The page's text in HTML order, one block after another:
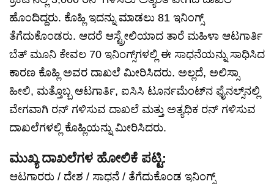
ಹೊಂದಿದ್ದರು. ಕೊಹ್ಲಿ ಇದನ್ನು ಮಾಡಲು 81 ಇನಿಂಗ್ಸ್
ತೆಗೆದುಕೊಂಡರು. ಆದರೆ ಆಸ್ಟ್ರೇಲಿಯಾದ ತಾರೆ ಮಹಿಳಾ ಆಟಗಾರ್ತಿ
ಬೆತ್ ಮೂನಿ ಕೇವಲ 70 ಇನಿಂಗ್ಸ್‌ಗಳಲ್ಲಿ ಈ ಸಾಧನೆಯನ್ನು ಸಾಧಿಸಿದ
ಕಾರಣ ಕೊಹ್ಲಿ ಅವರ ದಾಖಲೆ ಮೀರಿಸಿದರು. ಅಲ್ಲದೆ, ಅಲಿಸ್ಸಾ
ಹೀಲಿ, ಮತ್ತೊಬ್ಬ ಆಟಗಾರ್ತಿ, ಐಸಿಸಿ ಟೂರ್ನಮೆಂಟ್‌ನ ಫೈನಲ್ಸ್‌ನಲ್ಲಿ
ವೇಗವಾಗಿ ರನ್ ಗಳಿಸುವ ದಾಖಲೆ ಮತ್ತು ಅತ್ಯಧಿಕ ರನ್ ಗಳಿಸುವ
ದಾಖಲೆಗಳಲ್ಲಿ ಕೊಹ್ಲಿಯನ್ನು ಮೀರಿಸಿದರು.
ಮುಖ್ಯ ದಾಖಲೆಗಳ ಹೋಲಿಕೆ ಪಟ್ಟಿ:
ಆಟಗಾರರು / ದೇಶ / ಸಾಧನೆ / ತೆಗೆದುಕೊಂಡ ಇನಿಂಗ್ಸ್